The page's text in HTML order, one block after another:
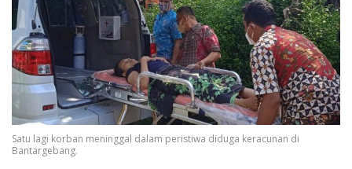
Satu lagi korban meninggal dalam peristiwa diduga keracunan di
Bantargebang.